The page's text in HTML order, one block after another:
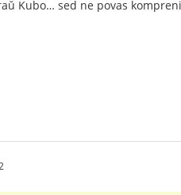
Kubo… sed ne povas